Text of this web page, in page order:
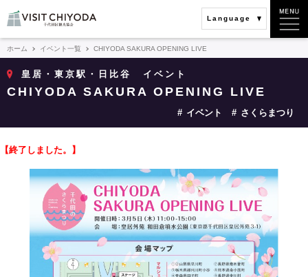
Language
ホーム イベント一覧 CHIYODA SAKURA OPENING LIVE
皇居・東京駅・日比谷 イベント
CHIYODA SAKURA OPENING LIVE
イベント さくらまつり
【終了しました。】